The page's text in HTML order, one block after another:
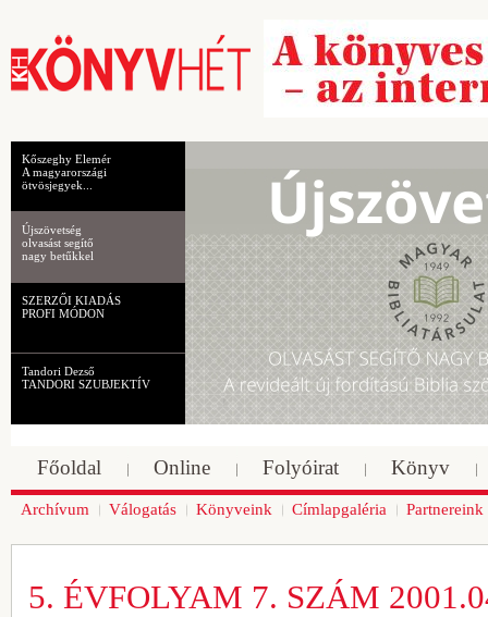
Kőszeghy Elemér
A magyarországi
ötvösjegyek...
Újszövetség
olvasást segítő
nagy betűkkel
SZERZŐI KIADÁS
PROFI MÓDON
Tandori Dezső
TANDORI SZUBJEKTÍV
Főoldal Online Folyóirat Könyv
Archívum Válogatás Könyveink Címlapgaléria Partnereink
5. ÉVFOLYAM 7. SZÁM